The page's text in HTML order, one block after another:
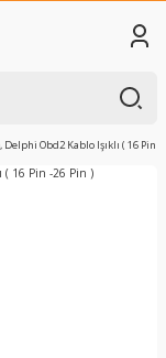
Delphi Obd2 Kablo Işıklı ( 16 Pin -